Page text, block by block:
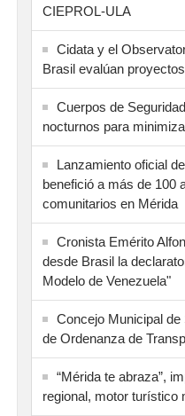
CIEPROL-ULA
Cidata y el
Brasil evalúan
Cuerpos de
nocturnos para
Lanzamiento oficial
benefició a más de 100
comunitarios en Mérida
Cronista Emérito
desde Brasil la
Modelo de Venezuela"
Concejo Municipal
de Ordenanza de
“Mérida te abraza”,
regional, motor turístico